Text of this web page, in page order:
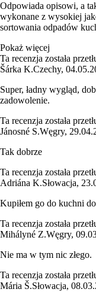
Odpowiada opisowi, a
wykonane z wysokiej
sortowania odpadów
Pokaż więcej
Ta recenzja została
Šárka K.Czechy,
Super, ładny wygląd,
zadowolenie.
Ta recenzja została
Jánosné S.Węgry,
Tak dobrze
Ta recenzja została
Adriána K.Słowacja,
Kupiłem go do kuchni
Ta recenzja została
Mihályné Z.Węgry,
Nie ma w tym nic złego.
Ta recenzja została
Mária Š.Słowacja,